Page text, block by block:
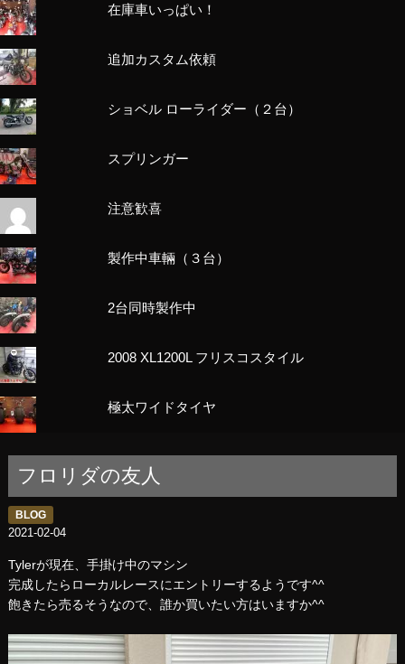
在庫車いっぱい！
追加カスタム依頼
ショベル ローライダー（２台）
スプリンガー
注意歓喜
製作中車輛（３台）
2台同時製作中
2008 XL1200L フリスコスタイル
極太ワイドタイヤ
フロリダの友人
BLOG
2021-02-04
Tylerが現在、手掛け中のマシン
完成したらローカルレースにエントリーするようです^^
飽きたら売るそうなので、誰か買いたい方はいますか^^